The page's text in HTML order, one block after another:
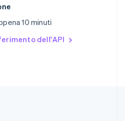
10 minuti
dell'API